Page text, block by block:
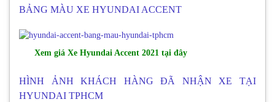
BẢNG MÀU XE HYUNDAI ACCENT
Xem giá Xe Hyundai Accent 2021 tại đây
HÌNH ẢNH KHÁCH HÀNG ĐÃ NHẬN XE TẠI
HYUNDAI TPHCM